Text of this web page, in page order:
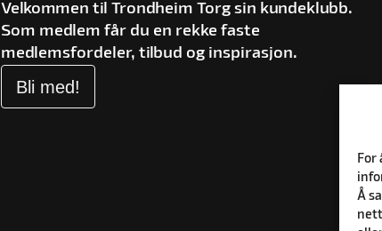
Velkommen til Trondheim Torg sin kundeklubb.
Som medlem får du en rekke faste
medlemsfordeler, tilbud og inspirasjon.
Bli med!
For
Å